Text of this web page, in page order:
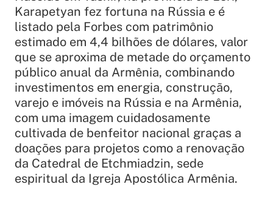
Karapetyan fez fortuna na Rússia e é
listado pela Forbes com patrimônio
estimado em 4,4 bilhões de dólares, valor
que se aproxima de metade do orçamento
público anual da Armênia, combinando
investimentos em energia, construção,
varejo e imóveis na Rússia e na Armênia,
com uma imagem cuidadosamente
cultivada de benfeitor nacional graças a
doações para projetos como a renovação
da Catedral de Etchmiadzin, sede
espiritual da Igreja Apostólica Armênia.